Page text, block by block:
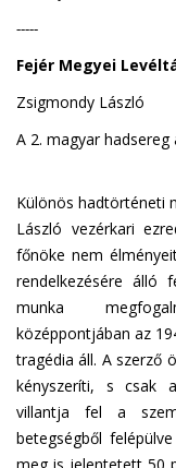
-----
Fejér Megyei
Zsigmondy László
A 2. magyar
Különös hadtörténeti
László vezérkari
főnöke nem
rendelkezésére álló
munka
középpontjában az
tragédia áll. A szerző
kényszeríti, s csak
villantja fel a
betegségből